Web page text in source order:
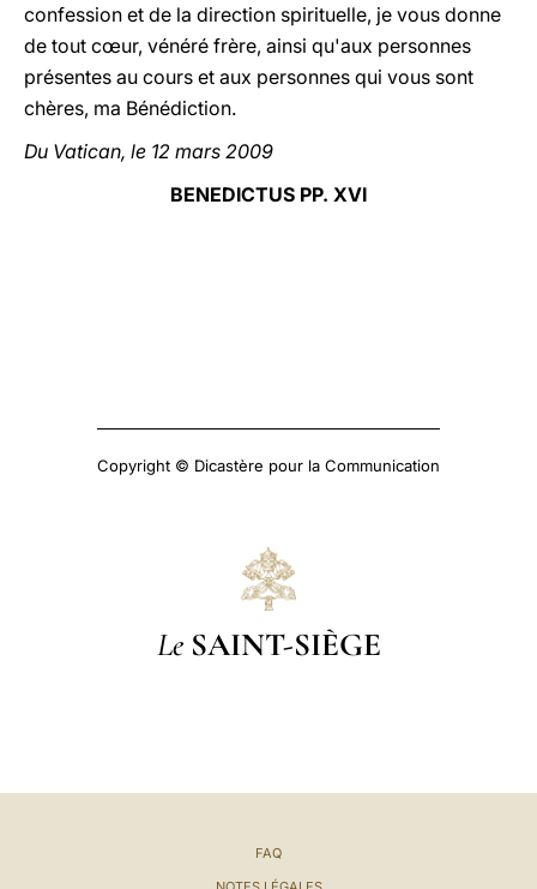
confession et de la direction spirituelle, je vous donne
de tout cœur, vénéré frère, ainsi qu'aux personnes
présentes au cours et aux personnes qui vous sont
chères, ma Bénédiction.
Du Vatican, le 12 mars 2009
BENEDICTUS PP. XVI
Copyright © Dicastère pour la Communication
Le SAINT-SIÈGE
FAQ